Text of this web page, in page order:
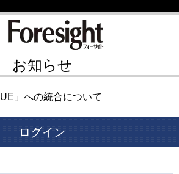
お知らせ
」への統合について
ログイン